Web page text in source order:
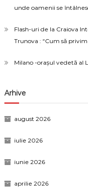
unde oamenii se
Flash-uri de la Craiova
Trunova : “Cum să
Milano -orașul vedetă al
Arhive
august 2026
iulie 2026
iunie 2026
aprilie 2026